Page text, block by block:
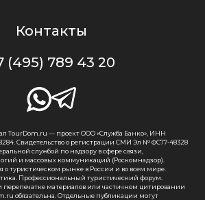
Контакты
(495) 789 43 20
TourDom.ru — проект ООО «Служба Банко», ИНН
Свидетельство о регистрации СМИ Эл № ФС77-48328
службой по надзору в сфере связи,
и массовых коммуникаций (Роскомнадзор).
туристическом рынке в России и во всем мире.
Профессиональный туристический форум.
материалов или частичном цитировании
обязательна. Отдельные публикации могут